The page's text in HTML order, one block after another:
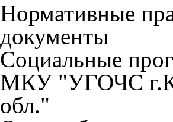
Нормативные
документы
Социальные
МКУ "УГОЧС
обл."